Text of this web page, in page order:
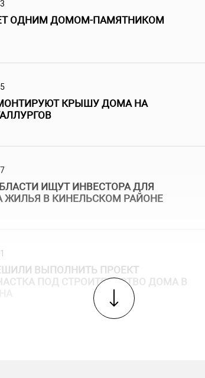
ОДНИМ ДОМОМ-ПАМЯТНИКОМ
КРЫШУ ДОМА НА
ИЩУТ ИНВЕСТОРА ДЛЯ
ЖИЛЬЯ В КИНЕЛЬСКОМ РАЙОНЕ
ВЫПОЛНИТЬ ПРОЕКТ
ПОД СТРОИТЕЛЬСТВО ДОМА В